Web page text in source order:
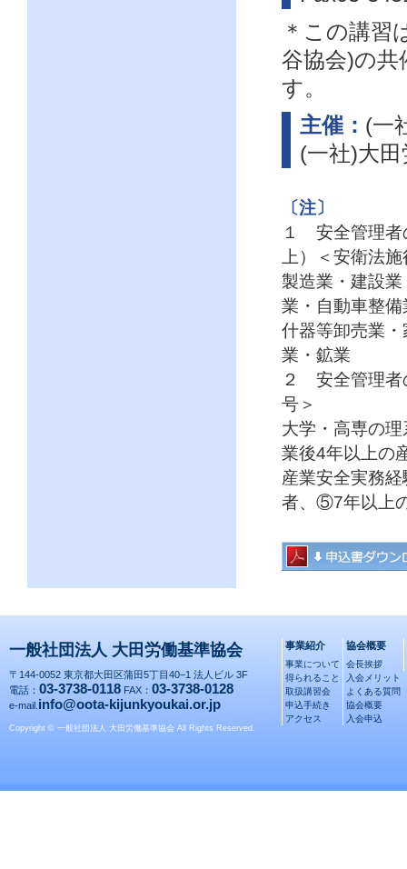
＊この講習
谷協会)の共
す。
主催： (一
(一社)大
〔注〕
１ 安全管理者
上）＜安衛法
製造業・建設
業・自動車整
什器等卸売業
業・鉱業
２ 安全管理者
号＞
大学・高専の
業後4年以上の
産業安全実務
者、⑤7年以上
一般社団法人 大田労働基準協会
〒144-0052 東京都大田区蒲田5丁目40−1 法人ビル 3F
電話： 03-3738-0118 FAX： 03-3738-0128
e-mail. info@oota-kijunkyoukai.or.jp
Copyright © 一般社団法人 大田労働基準協会 All Rights Reserved.
事業紹介
事業について
得られること
取扱講習会
申込手続き
アクセス
協会概要
会長挨拶
入会メリット
よくある質問
協会概要
入会申込